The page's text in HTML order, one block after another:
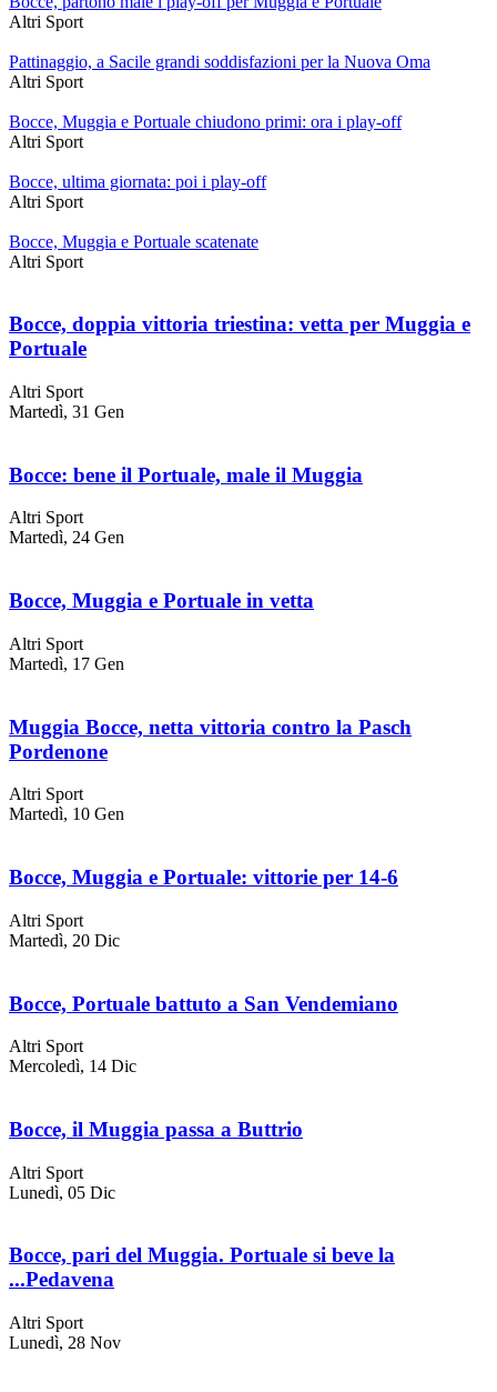
Altri Sport
Pattinaggio, a Sacile grandi soddisfazioni per la Nuova Oma
Altri Sport
Bocce, Muggia e Portuale chiudono primi: ora i play-off
Altri Sport
Bocce, ultima giornata: poi i play-off
Altri Sport
Bocce, Muggia e Portuale scatenate
Altri Sport
Bocce, doppia vittoria triestina: vetta per Muggia e
Portuale
Altri Sport
Martedì, 31 Gen
Bocce: bene il Portuale, male il Muggia
Altri Sport
Martedì, 24 Gen
Bocce, Muggia e Portuale in vetta
Altri Sport
Martedì, 17 Gen
Muggia Bocce, netta vittoria contro la Pasch
Pordenone
Altri Sport
Martedì, 10 Gen
Bocce, Muggia e Portuale: vittorie per 14-6
Altri Sport
Martedì, 20 Dic
Bocce, Portuale battuto a San Vendemiano
Altri Sport
Mercoledì, 14 Dic
Bocce, il Muggia passa a Buttrio
Altri Sport
Lunedì, 05 Dic
Bocce, pari del Muggia. Portuale si beve la
...Pedavena
Altri Sport
Lunedì, 28 Nov